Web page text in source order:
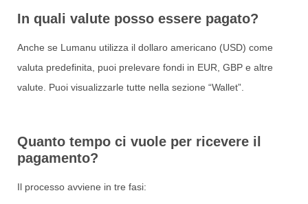
In quali valute posso essere pagato?
Anche se Lumanu utilizza il dollaro americano (USD) come
valuta predefinita, puoi prelevare fondi in EUR, GBP e altre
valute. Puoi visualizzarle tutte nella sezione “Wallet”.
Quanto tempo ci vuole per ricevere il
pagamento?
Il processo avviene in tre fasi: